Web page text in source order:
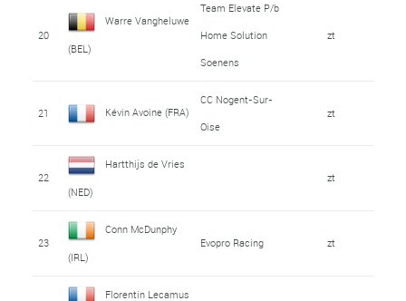
20
Warre Vangheluwe
(BEL)
Team Elevate P/b
Home Solution
Soenens
zt
21 Kévin Avoine (FRA)
CC Nogent-Sur-
Oise
zt
22
Hartthijs de Vries
(NED)
zt
23
Conn McDunphy
(IRL)
Evopro Racing zt
Florentin Lecamus